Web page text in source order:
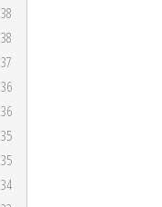
38
38
37
36
36
35
35
34